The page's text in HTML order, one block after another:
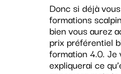
Donc si déjà
formations
bien vous aurez
prix préférentiel
formation 4.0. Je
expliquerai ce